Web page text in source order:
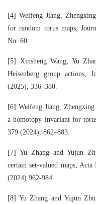
[4] Weifeng Jiang,
for random torus maps,
No. 60.
[5] Xinsheng Wang, Yu
Heisenberg group actions,
(2025), 336–380.
[6] Weifeng Jiang,
a homotopy invariant for
379 (2024), 862–883.
[7] Yu Zhang and Yujun
certain set-valued maps,
(2024) 962-984.
[8] Yu Zhang and Yujun